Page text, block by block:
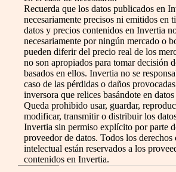
Recuerda que los datos publicados en
necesariamente precisos ni emitidos en
datos y precios contenidos en Invertia
necesariamente por ningún mercado o
pueden diferir del precio real de los
no son apropiados para tomar decisión
basados en ellos. Invertia no se
caso de las pérdidas o daños
inversora que relices basándote en
Queda prohibido usar, guardar,
modificar, transmitir o distribuir los
Invertia sin permiso explícito por parte
proveedor de datos. Todos los derechos
intelectual están reservados a los
contenidos en Invertia.